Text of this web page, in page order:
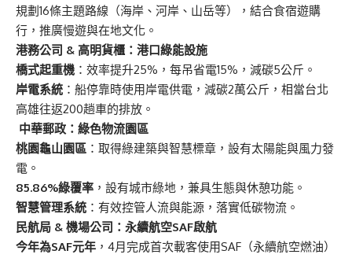
規劃16條主題路線（海岸、河岸、山岳等），結合食宿遊購
行，推廣慢遊與在地文化。
港務公司 & 高明貨櫃：港口綠能設施
橋式起重機 ：效率提升25%，每吊省電15%，減碳5公斤。
岸電系統 ：船停靠時使用岸電供電，減碳2萬公斤，相當台北
高雄往返200趟車的排放。
中華郵政：綠色物流園區
桃園龜山園區 ：取得綠建築與智慧標章，設有太陽能與風力發
電。
85.86%綠覆率 ，設有城市綠地，兼具生態與休憩功能。
智慧管理系統 ：有效控管人流與能源，落實低碳物流。
民航局 & 機場公司：永續航空SAF啟航
今年為SAF元年 ，4月完成首次載客使用SAF（永續航空燃油）